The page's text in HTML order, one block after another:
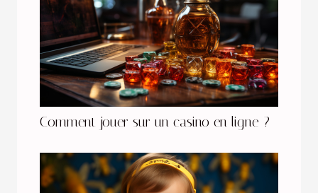
Comment jouer sur un casino en ligne ?